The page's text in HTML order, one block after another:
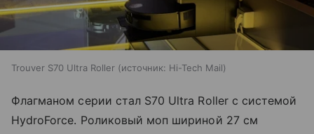
Trouver S70 Ultra Roller источник: Hi-Tech Mail
Флагманом серии стал S70 Ultra Roller с системой
HydroForce. Роликовый моп шириной 27 см